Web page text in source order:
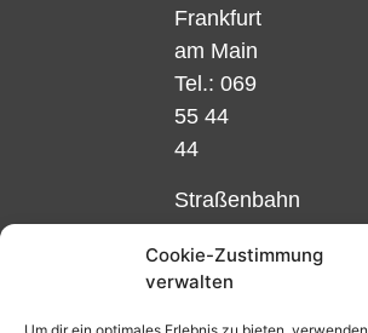
Cookie-Zustimmung
verwalten
Frankfurt
am Main
Tel.: 069
55 44
44
Straßenbahn
Linie 18
und 12,
Haltestelle